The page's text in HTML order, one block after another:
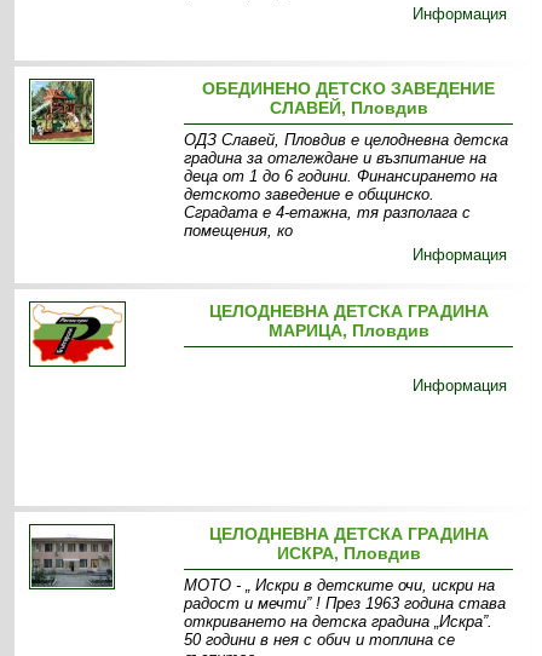
Информация
ОБЕДИНЕНО ДЕТСКО ЗАВЕДЕНИЕ
СЛАВЕЙ, Пловдив
ОДЗ Славей, Пловдив е целодневна детска
градина за отглеждане и възпитание на
деца от 1 до 6 години. Финансирането на
детското заведение е общинско.
Сградата е 4-етажна, тя разполага с
помещения, ко
Информация
ЦЕЛОДНЕВНА ДЕТСКА ГРАДИНА
МАРИЦА, Пловдив
Информация
ЦЕЛОДНЕВНА ДЕТСКА ГРАДИНА
ИСКРА, Пловдив
МОТО - „ Искри в детските очи, искри на
радост и мечти” ! През 1963 година става
откриването на детска градина „Искра”.
50 години в нея с обич и топлина се